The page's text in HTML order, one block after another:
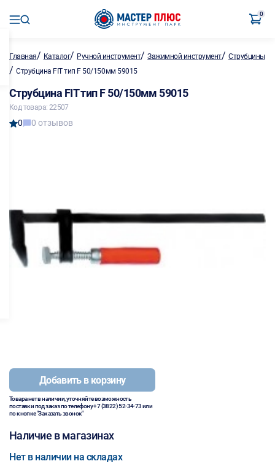
0
Главная/ Каталог/ Ручной инструмент/Зажимной инструмент/Струбцины
/ Струбцина FIT тип F 50/150мм 59015
Струбцина FIT тип F 50/150мм 59015
Код товара: 22507
0 0 отзывов
Добавить в корзину
Товара нет в наличии, уточняйте возможность
поставки под заказ по телефону+7 (3822) 52-34-73или
по кнопке "Заказать звонок"
Наличие в магазинах
Нет в наличии на складах